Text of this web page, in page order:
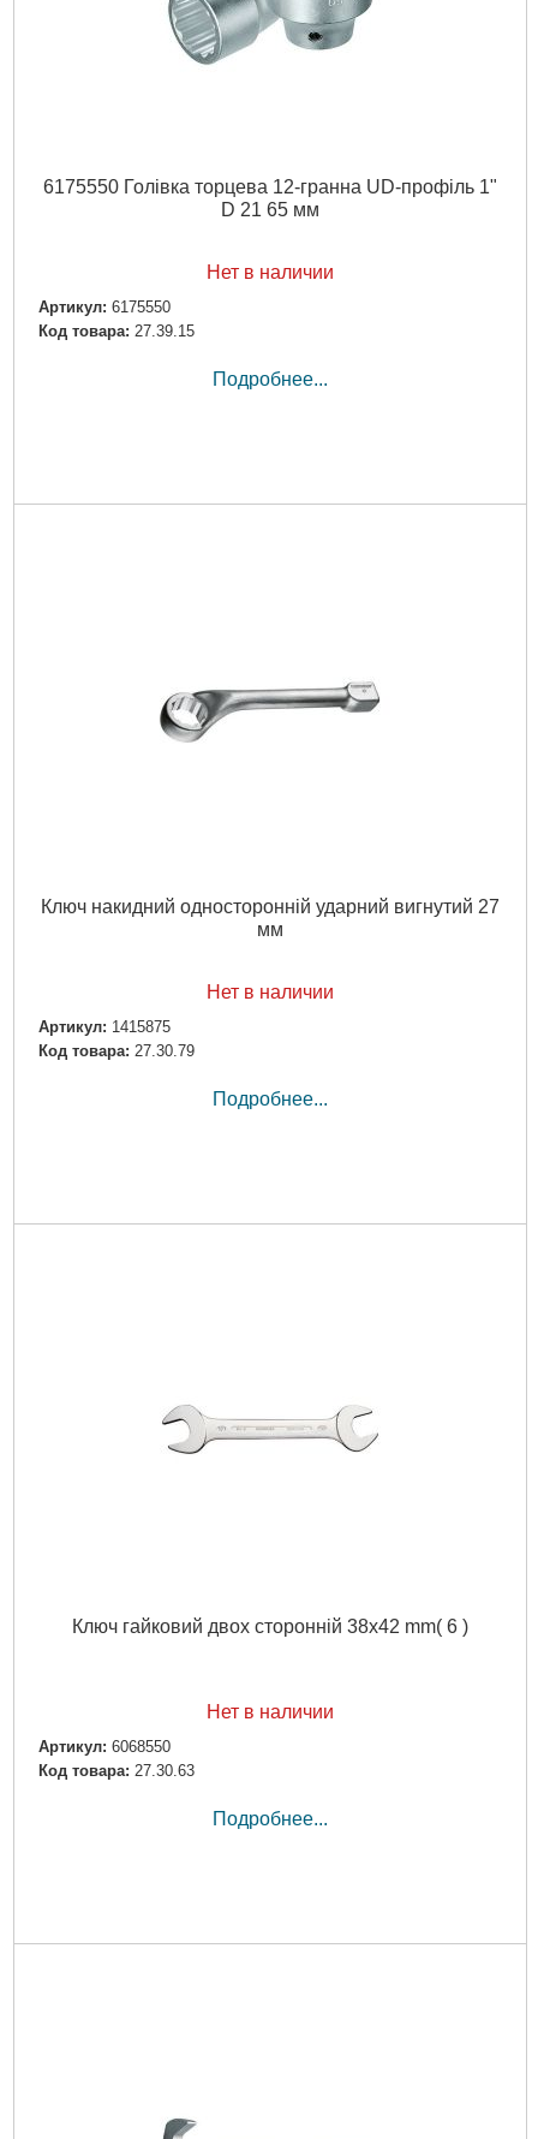
6175550 Голівка торцева 12-гранна UD-профіль 1"
D 21 65 мм
Нет в наличии
Артикул: 6175550
Код товара: 27.39.15
Подробнее...
Ключ накидний односторонній ударний вигнутий 27
мм
Нет в наличии
Артикул: 1415875
Код товара: 27.30.79
Подробнее...
Ключ гайковий двох сторонній 38x42 mm( 6 )
Нет в наличии
Артикул: 6068550
Код товара: 27.30.63
Подробнее...